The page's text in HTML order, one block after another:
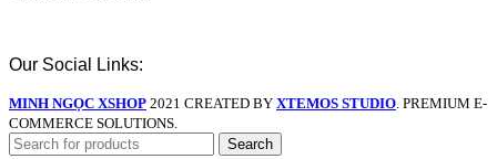
Our Social Links:
MINH NGỌC XSHOP 2021 CREATED BY XTEMOS STUDIO . PREMIUM E-
COMMERCE SOLUTIONS.
Search